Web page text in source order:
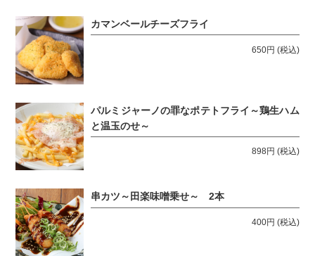
カマンベールチーズフライ
650円 (税込)
パルミジャーノの罪なポテトフライ～鶏生ハム
と温玉のせ～
898円 (税込)
串カツ～田楽味噌乗せ～ 2本
400円 (税込)